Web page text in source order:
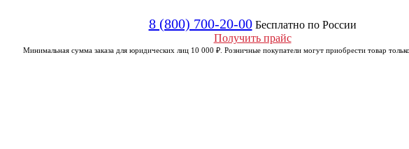
8 (800) 700-20-00 Бесплатно по России
Получить прайс
Минимальная сумма заказа для юридических лиц 10 000 ₽. Розничные покупатели могут приобрести товар